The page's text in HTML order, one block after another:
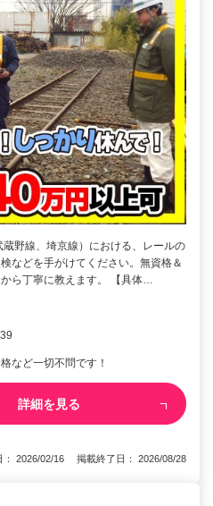
野線、埼京線）における、レールの
などを手がけてください。無資格＆
ら丁寧に教えます。 【具体…
など一切不問です！
詳細を見る
： 2026/02/16 掲載終了日： 2026/08/28